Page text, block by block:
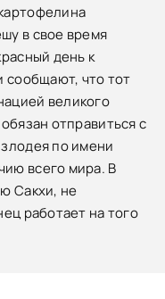
в свое время
день к
сообщают, что тот
великого
отправиться с
по имени
всего мира. В
Сакхи, не
работает на того